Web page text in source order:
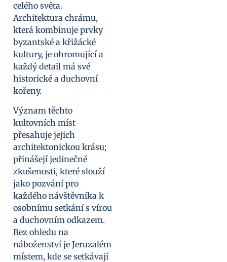
celého světa.
Architektura chrámu,
která kombinuje prvky
byzantské a křižácké
kultury, je ohromující a
každý detail má své
historické a duchovní
kořeny.
Význam těchto
kultovních míst
přesahuje jejich
architektonickou krásu;
přinášejí jedinečné
zkušenosti, které slouží
jako pozvání pro
každého návštěvníka k
osobnímu setkání s vírou
a duchovním odkazem.
Bez ohledu na
náboženství je Jeruzalém
místem, kde se setkávají